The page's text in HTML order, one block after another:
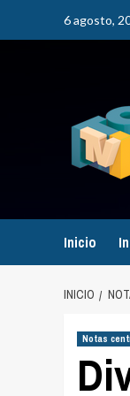
6 agosto,
Inicio
INICIO
Notas